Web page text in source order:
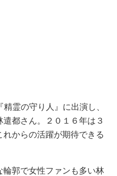
霊の守り人』に出演し、
都さん。２０１６年は３
からの活躍が期待できる
郭で女性ファンも多い林